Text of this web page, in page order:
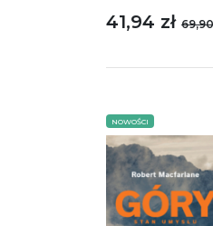
41,94 zł 69,90
NOWOŚCI